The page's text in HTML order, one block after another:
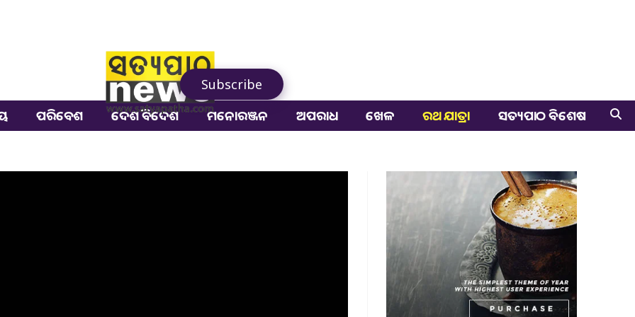
Subscribe
ପରିବେଶ ଦେଶ ବିଦେଶ ମନୋରଞ୍ଜନ ଅପରାଧ ଖେଳ ରଥ ଯାତ୍ରା ସତ୍ୟପାଠ ବିଶେଷ